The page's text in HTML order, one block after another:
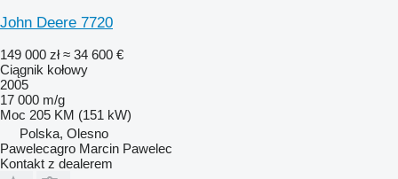
John Deere 7720
149 000 zł ≈ 34 600 €
Ciągnik kołowy
2005
17 000 m/g
Moc 205 KM (151 kW)
Polska, Olesno
Pawelecagro Marcin Pawelec
Kontakt z dealerem